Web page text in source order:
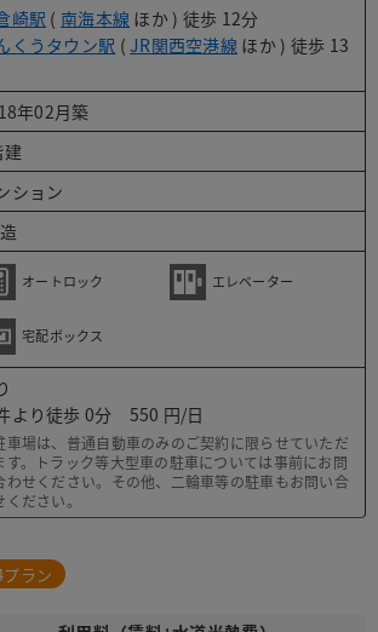
崎駅 ( 南海本線 ほか ) 徒歩 12分
くうタウン駅 (JR関西空港線 ほか ) 徒歩 13
年02月築
建
ション
オートロック エレベーター
宅配ボックス
より徒歩 0分 550
場は、普通自動車のみのご契約に限らせていただ
す。トラック等大型車の駐車については事前にお問
わせください。その他、二輪車等の駐車もお問い合
ください。
プラン